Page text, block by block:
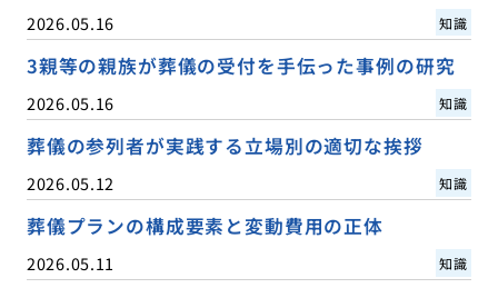
2026.05.16 知識
3親等の親族が葬儀の受付を手伝った事例の研究
2026.05.16 知識
葬儀の参列者が実践する立場別の適切な挨拶
2026.05.12 知識
葬儀プランの構成要素と変動費用の正体
2026.05.11 知識